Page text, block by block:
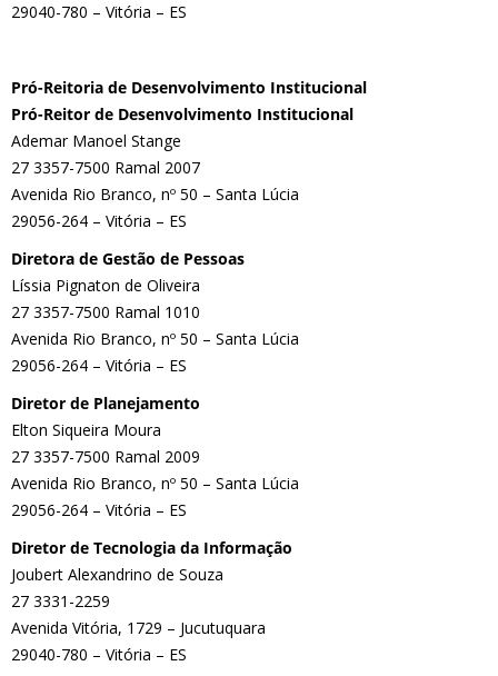
29040-780 – Vitória – ES
Pró-Reitoria de Desenvolvimento Institucional
Pró-Reitor de Desenvolvimento Institucional
Ademar Manoel Stange
27 3357-7500 Ramal 2007
Avenida Rio Branco, nº 50 – Santa Lúcia
29056-264 – Vitória – ES
Diretora de Gestão de Pessoas
Líssia Pignaton de Oliveira
27 3357-7500 Ramal 1010
Avenida Rio Branco, nº 50 – Santa Lúcia
29056-264 – Vitória – ES
Diretor de Planejamento
Elton Siqueira Moura
27 3357-7500 Ramal 2009
Avenida Rio Branco, nº 50 – Santa Lúcia
29056-264 – Vitória – ES
Diretor de Tecnologia da Informação
Joubert Alexandrino de Souza
27 3331-2259
Avenida Vitória, 1729 – Jucutuquara
29040-780 – Vitória – ES